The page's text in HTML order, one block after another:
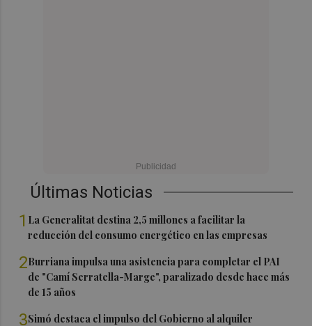
Últimas Noticias
1 La Generalitat destina 2,5 millones a facilitar la
reducción del consumo energético en las empresas
2Burriana impulsa una asistencia para completar el PAI
de "Camí Serratella-Marge", paralizado desde hace más
de 15 años
3Simó destaca el impulso del Gobierno al alquiler